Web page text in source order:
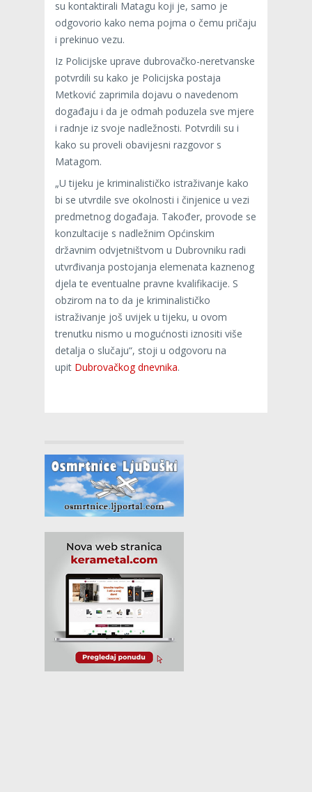
su kontaktirali Matagu koji je, samo je
odgovorio kako nema pojma o čemu pričaju
i prekinuo vezu.
Iz Policijske uprave dubrovačko-neretvanske
potvrdili su kako je Policijska postaja
Metković zaprimila dojavu o navedenom
događaju i da je odmah poduzela sve mjere
i radnje iz svoje nadležnosti. Potvrdili su i
kako su proveli obavijesni razgovor s
Matagom.
„U tijeku je kriminalističko istraživanje kako
bi se utvrdile sve okolnosti i činjenice u vezi
predmetnog događaja. Također, provode se
konzultacije s nadležnim Općinskim
državnim odvjetništvom u Dubrovniku radi
utvrđivanja postojanja elemenata kaznenog
djela te eventualne pravne kvalifikacije. S
obzirom na to da je kriminalističko
istraživanje još uvijek u tijeku, u ovom
trenutku nismo u mogućnosti iznositi više
detalja o slučaju“, stoji u odgovoru na
upit Dubrovačkog dnevnika.